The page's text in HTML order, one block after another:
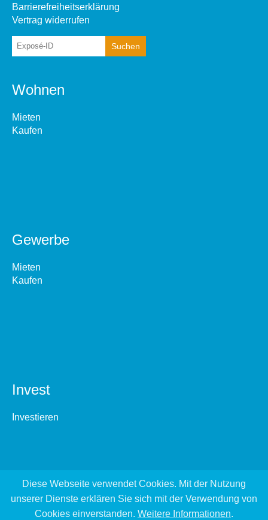
Barrierefreiheitserklärung
Vertrag widerrufen
Wohnen
Mieten
Kaufen
Gewerbe
Mieten
Kaufen
Invest
Investieren
Diese Webseite verwendet Cookies. Mit der Nutzung
unserer Dienste erklären Sie sich mit der Verwendung von
Cookies einverstanden. Weitere Informationen.